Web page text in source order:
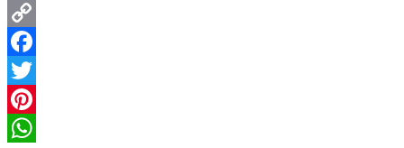
Copy
Link
Facebook
Twitter
Pinterest